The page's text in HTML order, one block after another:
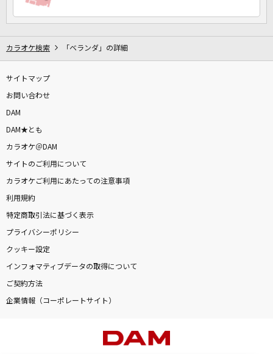
カラオケ検索 「ベランダ」の詳細
サイトマップ
お問い合わせ
DAM
DAM★とも
カラオケ＠DAM
サイトのご利用について
カラオケご利用にあたっての注意事項
利用規約
特定商取引法に基づく表示
プライバシーポリシー
クッキー設定
インフォマティブデータの取得について
ご契約方法
企業情報（コーポレートサイト）